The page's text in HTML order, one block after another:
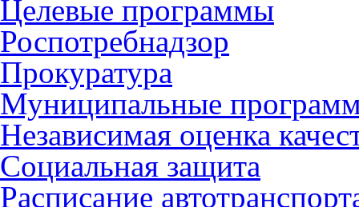
Целевые программы
Роспотребнадзор
Прокуратура
Муниципальные
Независимая оценка
Социальная защита
Расписание